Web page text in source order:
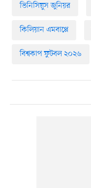
ভিনিসিয়ুস জুনিয়র
কিলিয়ান এমবাপ্পে
বিশ্বকাপ ফুটবল ২০২৬